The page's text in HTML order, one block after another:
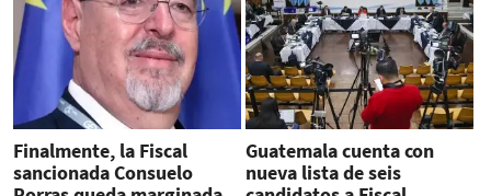
Finalmente, la Fiscal
sancionada Consuelo
Guatemala cuenta con
nueva lista de seis